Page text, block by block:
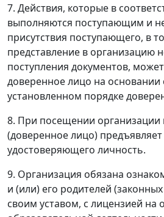
7. Действия, которые в
выполняются поступающим и
присутствия поступающего, в
представление в организацию
поступления документов,
доверенное лицо на
установленном порядке
8. При посещении
(доверенное лицо)
удостоверяющего личность.
9. Организация обязана
и (или) его родителей
своим уставом, с лицензией на